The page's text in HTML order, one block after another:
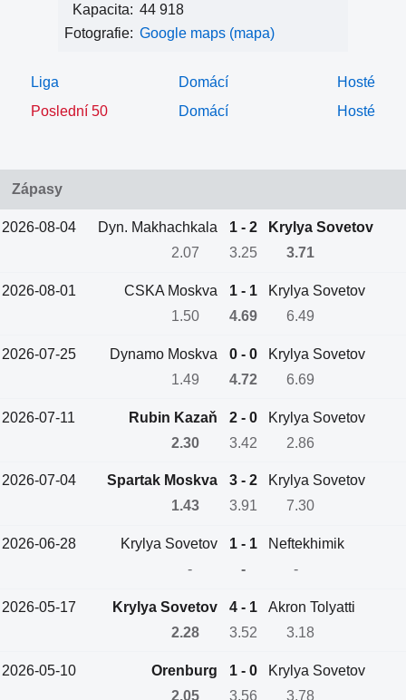
Kapacita: 44 918
Fotografie: Google maps (mapa)
Liga Domácí
Hosté
Poslední 50
Domácí Hosté
Zápasy
2026-08-04 Dyn. Makhachkala 1 - 2
Krylya Sovetov
2.07
3.25 3.71
2026-08-01 CSKA Moskva 1 - 1
Krylya Sovetov
1.50
4.69 6.49
2026-07-25 Dynamo Moskva 0 - 0
Krylya Sovetov
1.49
4.72 6.69
2026-07-11 Rubin Kazaň 2 - 0
Krylya Sovetov
2.30
3.42 2.86
2026-07-04 Spartak Moskva 3 - 2
Krylya Sovetov
1.43
3.91 7.30
2026-06-28 Krylya Sovetov 1 - 1
Neftekhimik
-
- -
2026-05-17 Krylya Sovetov 4 - 1
Akron Tolyatti
2.28
3.52 3.18
2026-05-10 Orenburg 1 - 0
Krylya Sovetov
2.05
3.56 3.78